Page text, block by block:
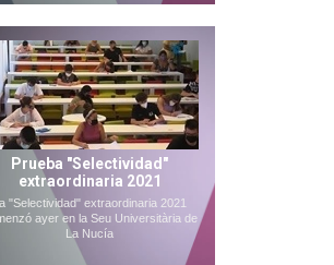
Prueba "Selectividad"
extraordinaria 2021
"Selectividad" extraordinaria 2021
ayer en la Seu Universitària de
La Nucía